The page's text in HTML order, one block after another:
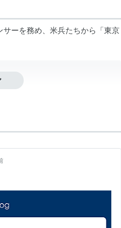
ーを務め、米兵たちから「東京